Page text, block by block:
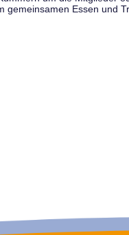
gemeinsamen Essen und